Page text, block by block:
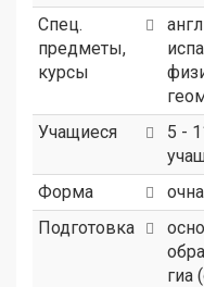
Спец.
предметы,
курсы
Учащиеся
5 -
Форма
Подготовка
гиа